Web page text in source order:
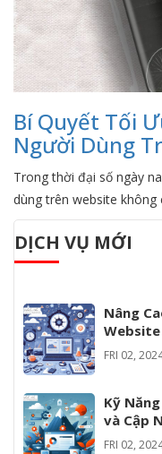
Bí Quyết Tối
Người Dùng
Trong thời đại số ngày
dùng trên website không
DỊCH VỤ MỚI
Nâng
Website
FRI 02,
Kỹ
và Cập
FRI 02,